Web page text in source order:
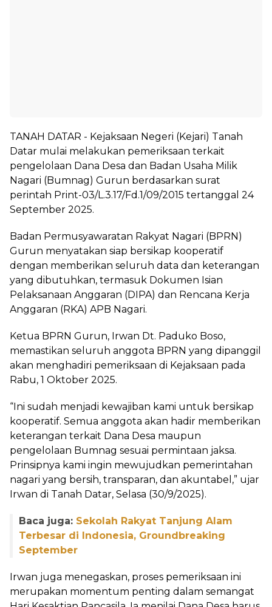
TANAH DATAR - Kejaksaan Negeri (Kejari) Tanah
Datar mulai melakukan pemeriksaan terkait
pengelolaan Dana Desa dan Badan Usaha Milik
Nagari (Bumnag) Gurun berdasarkan surat
perintah Print-03/L.3.17/Fd.1/09/2015 tertanggal 24
September 2025.
Badan Permusyawaratan Rakyat Nagari (BPRN)
Gurun menyatakan siap bersikap kooperatif
dengan memberikan seluruh data dan keterangan
yang dibutuhkan, termasuk Dokumen Isian
Pelaksanaan Anggaran (DIPA) dan Rencana Kerja
Anggaran (RKA) APB Nagari.
Ketua BPRN Gurun, Irwan Dt. Paduko Boso,
memastikan seluruh anggota BPRN yang dipanggil
akan menghadiri pemeriksaan di Kejaksaan pada
Rabu, 1 Oktober 2025.
“Ini sudah menjadi kewajiban kami untuk bersikap
kooperatif. Semua anggota akan hadir memberikan
keterangan terkait Dana Desa maupun
pengelolaan Bumnag sesuai permintaan jaksa.
Prinsipnya kami ingin mewujudkan pemerintahan
nagari yang bersih, transparan, dan akuntabel,” ujar
Irwan di Tanah Datar, Selasa (30/9/2025).
Baca juga: Sekolah Rakyat Tanjung Alam
Terbesar di Indonesia, Groundbreaking
September
Irwan juga menegaskan, proses pemeriksaan ini
merupakan momentum penting dalam semangat